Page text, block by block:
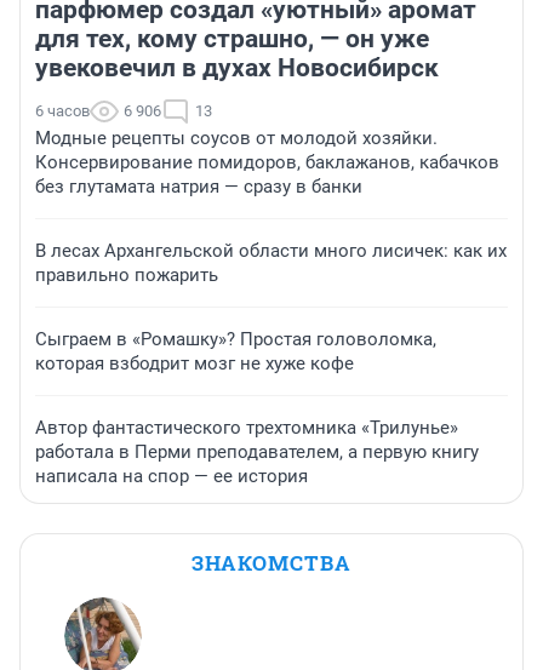
парфюмер создал «уютный» аромат
для тех, кому страшно, — он уже
увековечил в духах Новосибирск
6 часов 6 906 13
Модные рецепты соусов от молодой хозяйки.
Консервирование помидоров, баклажанов, кабачков
без глутамата натрия — сразу в банки
В лесах Архангельской области много лисичек: как их
правильно пожарить
Сыграем в «Ромашку»? Простая головоломка,
которая взбодрит мозг не хуже кофе
Автор фантастического трехтомника «Трилунье»
работала в Перми преподавателем, а первую книгу
написала на спор — ее история
ЗНАКОМСТВА